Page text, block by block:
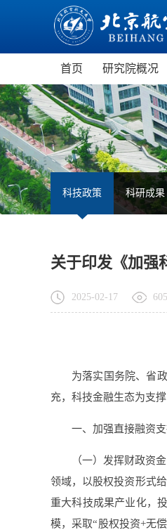
首页 研究院概况
研究院
现任领导
机构设置
部门设置
园区概览
科技政策 科研成果
关于印发《加强
2025-02-17 605
为落实国务院、省
充，科技金融生态为支
一、加强直接融资
（一）发挥财政资
领域，以股权投资形式
重大科技成果产业化，
模，采取“股权投资+无